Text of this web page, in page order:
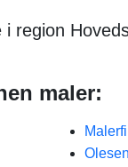
region
maler: